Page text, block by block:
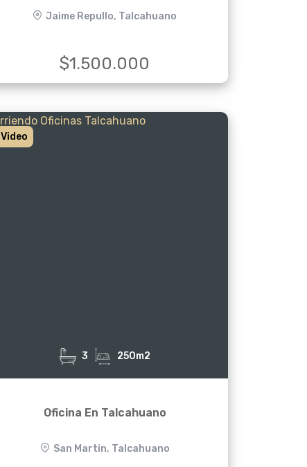
Jaime Repullo, Talcahuano
$1.500.000
Video
3 250m2
Oficina En Talcahuano
San Martin, Talcahuano